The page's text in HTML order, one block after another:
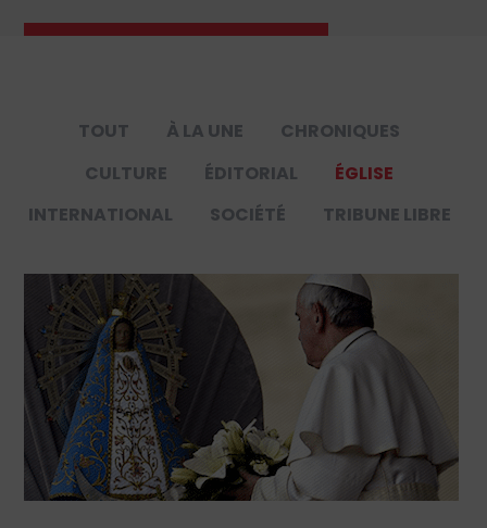
TOUT À LA UNE
CHRONIQUES
CULTURE
ÉDITORIAL
ÉGLISE
INTERNATIONAL
SOCIÉTÉ TRIBUNE LIBRE